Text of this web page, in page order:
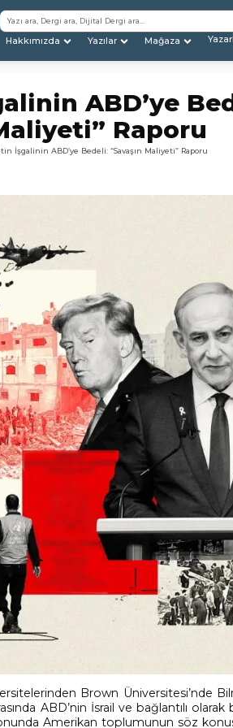
Hakkımızda Yazılar Mağaza
ABD’ye
Raporu
İşgalinin ABD’ye Bedeli: “Savaşın Maliyeti” Raporu
Brown Üniversitesi’nde
ABD’nin İsrail ve bağlantılı
Amerikan toplumunun söz